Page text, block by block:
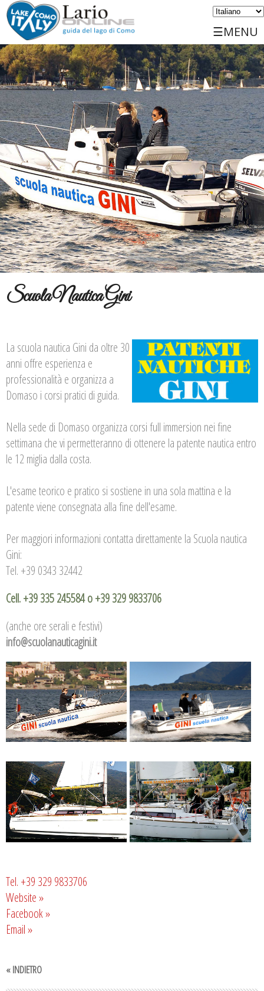
Scuola Nautica Gini
La scuola nautica Gini da oltre 30
anni offre esperienza e
professionalità e organizza a
Domaso i corsi pratici di guida.
Nella sede di Domaso organizza corsi full immersion nei fine
settimana che vi permetteranno di ottenere la patente nautica entro
le 12 miglia dalla costa.
L'esame teorico e pratico si sostiene in una sola mattina e la
patente viene consegnata alla fine dell'esame.
Per maggiori informazioni contatta direttamente la Scuola nautica
Gini:
Tel. +39 0343 32442
Cell. +39 335 245584 o +39 329 9833706
(anche ore serali e festivi)
info@scuolanauticagini.it
Tel. +39 329 9833706
Website »
Facebook »
Email »
« INDIETRO
☰MENU
Home
Scopri
Viaggiare
Luoghi
Servizi
Eventi
Sports
Ospitalità